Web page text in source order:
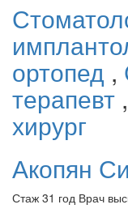
ортопед ,
терапевт ,
хирург
Акопян
Стаж 31 год Врач